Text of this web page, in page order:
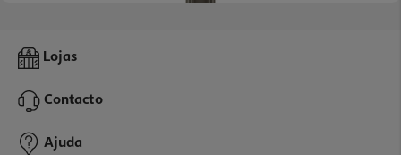
Forma Bolo Inglês Actuel Aço Revestido 30x11
6,99 €
Lojas
Contacto
Ajuda